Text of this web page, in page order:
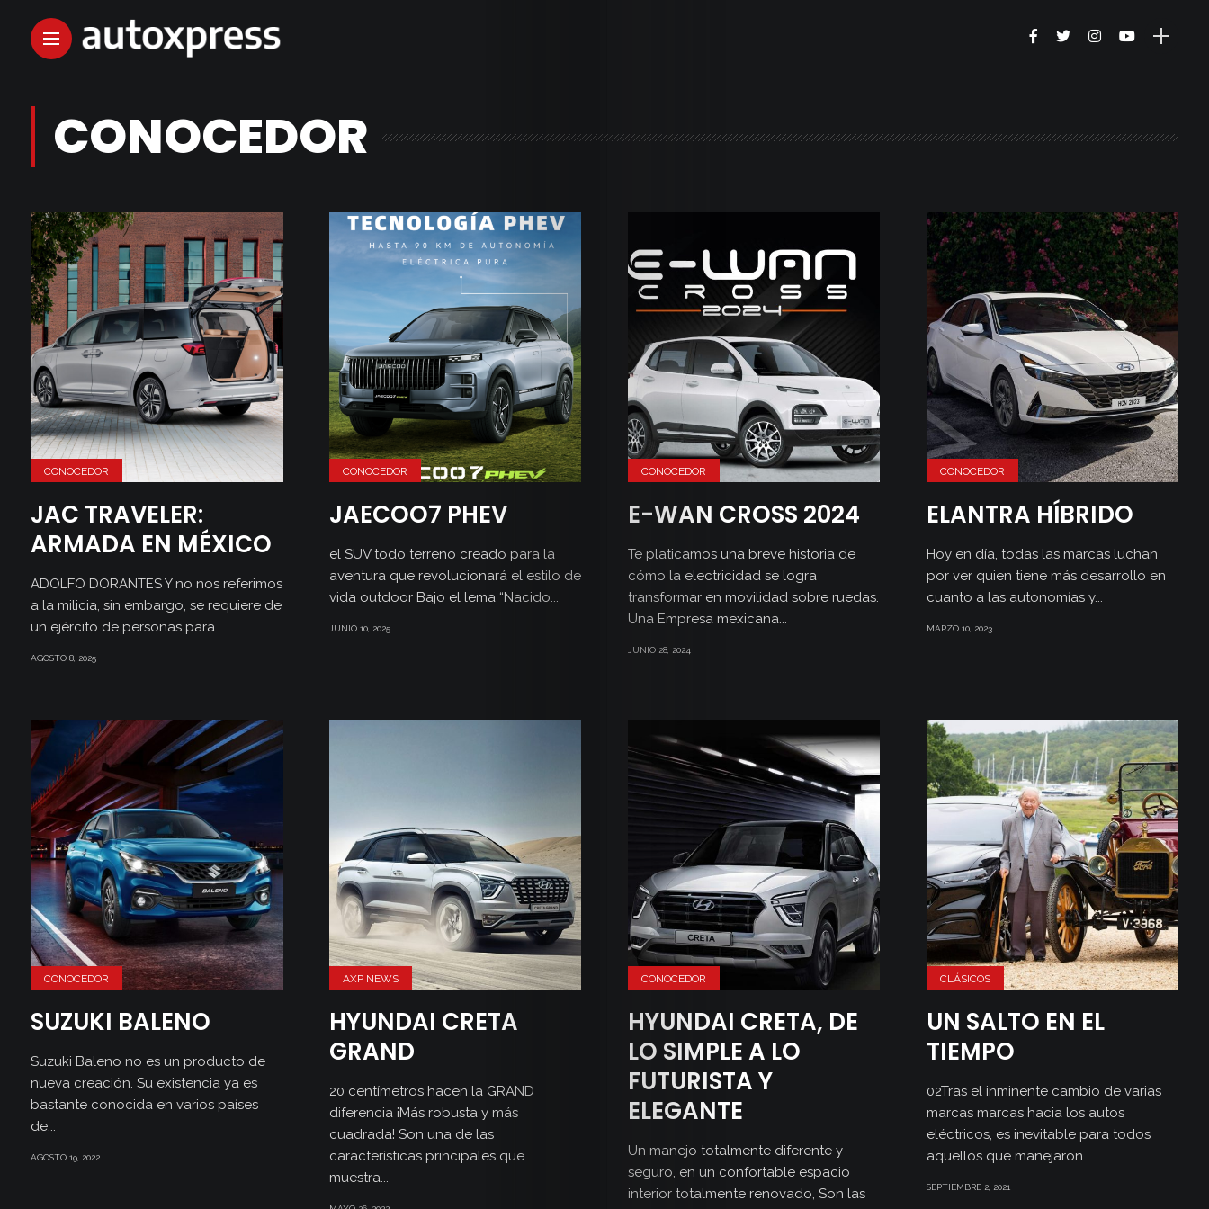
Inicio
Secciones
Revista
CONOCEDOR
CONOCEDOR
JAC TRAVELER:
ARMADA EN MÉXICO
ADOLFO DORANTES Y no nos referimos
a la milicia, sin embargo, se requiere de
un ejército de personas para...
AGOSTO 8, 2025
CONOCEDOR
JAECOO7 PHEV
el SUV todo terreno creado para la
aventura que revolucionará el estilo de
vida outdoor Bajo el lema “Nacido...
JUNIO 10, 2025
CONOCEDOR
E-WAN CROSS 2024
Te platicamos una breve historia de
cómo la electricidad se logra
transformar en movilidad sobre ruedas.
Una Empresa mexicana...
JUNIO 28, 2024
CONOCEDOR
ELANTRA HÍBRIDO
Hoy en día, todas las marcas luchan
por ver quien tiene más desarrollo en
cuanto a las autonomías y...
MARZO 10, 2023
CONOCEDOR
SUZUKI BALENO
Suzuki Baleno no es un producto de
nueva creación. Su existencia ya es
bastante conocida en varios países
de...
AGOSTO 19, 2022
AXP NEWS
HYUNDAI CRETA
GRAND
20 centímetros hacen la GRAND
diferencia ¡Más robusta y más
cuadrada! Son una de las
características principales que
muestra...
CONOCEDOR
HYUNDAI CRETA, DE
LO SIMPLE A LO
FUTURISTA Y
ELEGANTE
Un manejo totalmente diferente y
seguro, en un confortable espacio
interior totalmente renovado, Son las
CLÁSICOS
UN SALTO EN EL
TIEMPO
02Tras el inminente cambio de varias
marcas marcas hacia los autos
eléctricos, es inevitable para todos
aquellos que manejaron...
SEPTIEMBRE 2, 2021